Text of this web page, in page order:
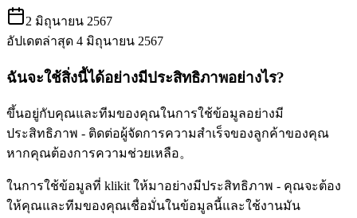
2 มิถุนายน 2567
อัปเดตล่าสุด 4 มิถุนายน 2567
ฉันจะใช้สิ่งนี้ได้อย่างมีประสิทธิภาพอย่างไร?
ขึ้นอยู่กับคุณและทีมของคุณในการใช้ข้อมูลอย่างมี
ประสิทธิภาพ - ติดต่อผู้จัดการความสำเร็จของลูกค้าของคุณ
หากคุณต้องการความช่วยเหลือ。
ในการใช้ข้อมูลที่ klikit ให้มาอย่างมีประสิทธิภาพ - คุณจะต้อง
ให้คุณและทีมของคุณเชื่อมั่นในข้อมูลนี้และใช้งานมัน